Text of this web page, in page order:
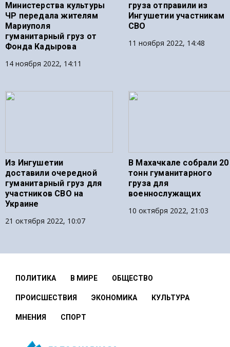
Министерства культуры
ЧР передала жителям
Мариуполя
гуманитарный груз от
Фонда Кадырова
14 ноября 2022, 14:11
груза отправили из
Ингушетии участникам
СВО
11 ноября 2022, 14:48
Из Ингушетии
доставили очередной
гуманитарный груз для
участников СВО на
Украине
21 октября 2022, 10:07
В Махачкале собрали 20
тонн гуманитарного
груза для
военнослужащих
10 октября 2022, 21:03
ПОЛИТИКА В МИРЕ ОБЩЕСТВО
ПРОИСШЕСТВИЯ ЭКОНОМИКА КУЛЬТУРА
МНЕНИЯ СПОРТ